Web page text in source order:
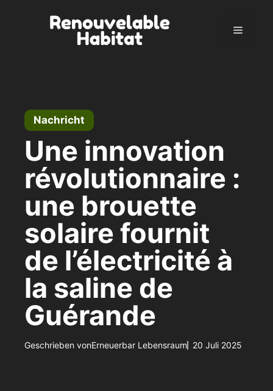
Menü
Nachricht
Une innovation
révolutionnaire :
une brouette
solaire fournit
de l’électricité à
la saline de
Guérande
Geschrieben vonErneuerbar Lebensraum 20 Juli 2025